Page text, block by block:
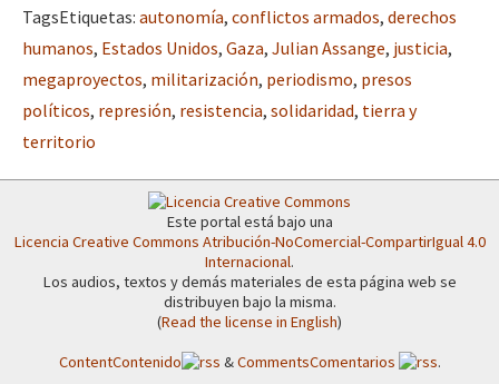
TagsEtiquetas: autonomía, conflictos armados, derechos
humanos, Estados Unidos, Gaza, Julian Assange, justicia,
megaproyectos, militarización, periodismo, presos
políticos, represión, resistencia, solidaridad, tierra y
territorio
Este portal está bajo una
Licencia Creative Commons Atribución-NoComercial-CompartirIgual 4.0
Internacional.
Los audios, textos y demás materiales de esta página web se
distribuyen bajo la misma.
(Read the license in English)
ContentContenido &CommentsComentarios .